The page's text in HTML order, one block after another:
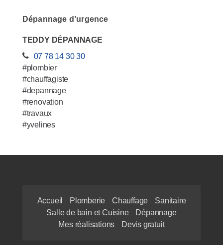
Dépannage d’urgence
TEDDY DÉPANNAGE
07 78 14 30 30
#plombier
#chauffagiste
#depannage
#renovation
#travaux
#yvelines
Accueil Plomberie Chauffage
Sanitaire
Salle de bain et Cuisine
Dépannage
Mes réalisations
Devis gratuit